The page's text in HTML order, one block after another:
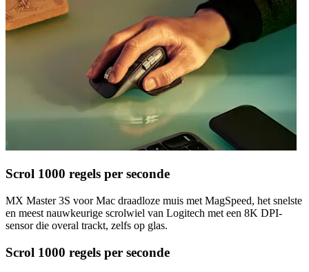
Scrol 1000 regels per seconde
MX Master 3S voor Mac draadloze muis met MagSpeed, het snelste
en meest nauwkeurige scrolwiel van Logitech met een 8K DPI-
sensor die overal trackt, zelfs op glas.
Scrol 1000 regels per seconde